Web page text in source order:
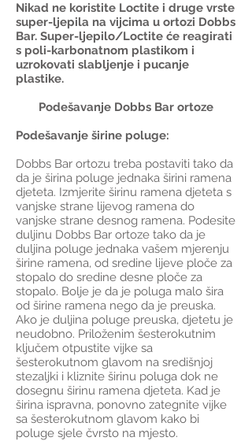
Nikad ne koristite Loctite i druge vrste
super-ljepila na vijcima u ortozi Dobbs
Bar. Super-ljepilo/Loctite će reagirati
s poli-karbonatnom plastikom i
uzrokovati slabljenje i pucanje
plastike.
Podešavanje Dobbs Bar ortoze
Podešavanje širine poluge:
Dobbs Bar ortozu treba postaviti tako da
da je širina poluge jednaka širini ramena
djeteta. Izmjerite širinu ramena djeteta s
vanjske strane lijevog ramena do
vanjske strane desnog ramena. Podesite
duljinu Dobbs Bar ortoze tako da je
duljina poluge jednaka vašem mjerenju
širine ramena, od sredine lijeve ploče za
stopalo do sredine desne ploče za
stopalo. Bolje je da je poluga malo šira
od širine ramena nego da je preuska.
Ako je duljina poluge preuska, djetetu je
neudobno. Priloženim šesterokutnim
ključem otpustite vijke sa
šesterokutnom glavom na središnjoj
stezaljki i kliznite širinu poluga dok ne
dosegnu širinu ramena djeteta. Kad je
širina ispravna, ponovno zategnite vijke
sa šesterokutnom glavom kako bi
poluge sjele čvrsto na mjesto.